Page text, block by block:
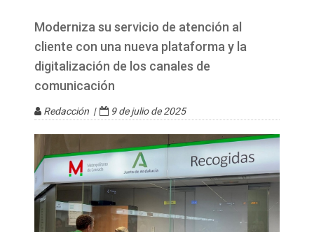
Moderniza su servicio de atención al
cliente con una nueva plataforma y la
digitalización de los canales de
comunicación
Redacción | 9 de julio de 2025